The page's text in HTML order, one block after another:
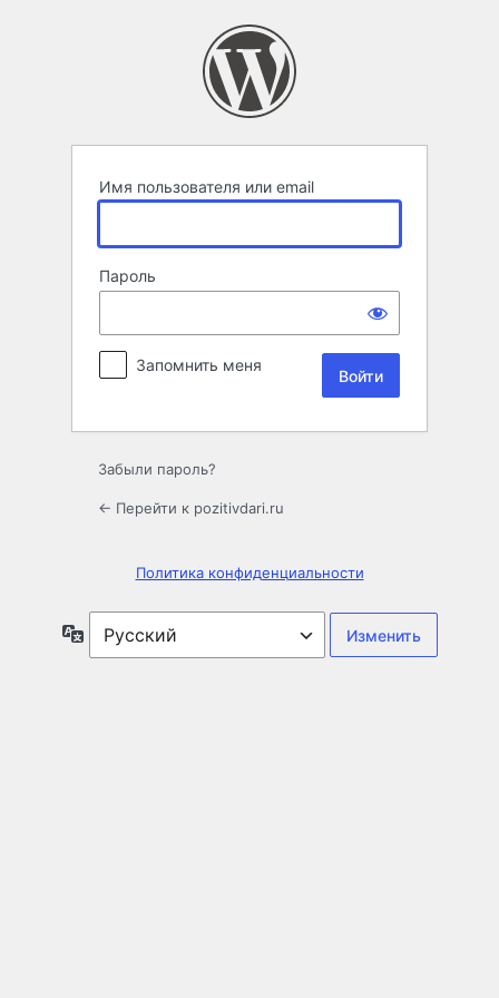
Имя пользователя или email
Пароль
Запомнить меня
Забыли пароль?
← Перейти к pozitivdari.ru
Политика конфиденциальности
Язык